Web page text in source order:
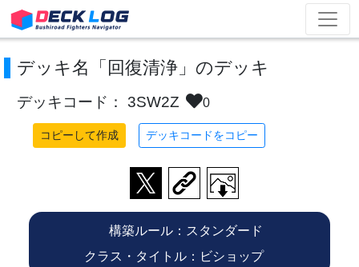
デッキ名「回復清浄」のデッキ
デッキコード： 3SW2Z 0
コピーして作成 デッキコードをコピー
構築ルール：スタンダード
クラス・タイトル：ビショップ